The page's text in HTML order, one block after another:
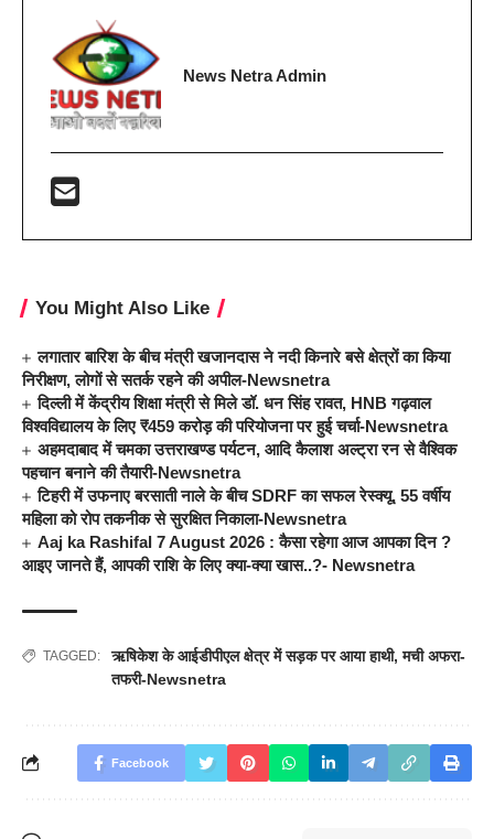
News Netra Admin
You Might Also Like
लगातार बारिश के बीच मंत्री खजानदास ने नदी किनारे बसे क्षेत्रों का किया
निरीक्षण, लोगों से सतर्क रहने की अपील-Newsnetra
दिल्ली में केंद्रीय शिक्षा मंत्री से मिले डॉ. धन सिंह रावत, HNB गढ़वाल
विश्वविद्यालय के लिए ₹459 करोड़ की परियोजना पर हुई चर्चा-Newsnetra
अहमदाबाद में चमका उत्तराखण्ड पर्यटन, आदि कैलाश अल्ट्रा रन से वैश्विक
पहचान बनाने की तैयारी-Newsnetra
टिहरी में उफनाए बरसाती नाले के बीच SDRF का सफल रेस्क्यू, 55 वर्षीय
महिला को रोप तकनीक से सुरक्षित निकाला-Newsnetra
Aaj ka Rashifal 7 August 2026 : कैसा रहेगा आज आपका दिन ?
आइए जानते हैं, आपकी राशि के लिए क्या-क्या खास..?- Newsnetra
TAGGED: ऋषिकेश के आईडीपीएल क्षेत्र में सड़क पर आया हाथी,मची अफरा-
तफरी-Newsnetra
Facebook